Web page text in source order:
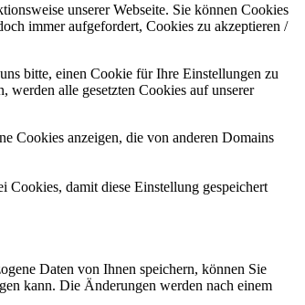
unserer Webseite. Sie können Cookies
immer aufgefordert, Cookies zu akzeptieren /
bitte, einen Cookie für Ihre Einstellungen zu
werden alle gesetzten Cookies auf unserer
Cookies anzeigen, die von anderen Domains
damit diese Einstellung gespeichert
Daten von Ihnen speichern, können Sie
kann. Die Änderungen werden nach einem